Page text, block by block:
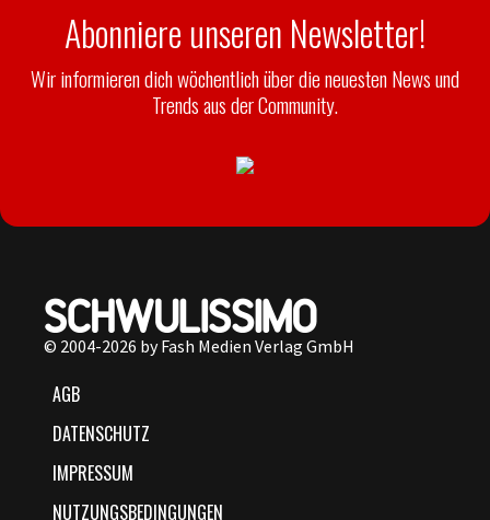
Abonniere unseren Newsletter!
Wir informieren dich wöchentlich über die neuesten News und
Trends aus der Community.
© 2004-2026 by Fash Medien Verlag GmbH
AGB
DATENSCHUTZ
IMPRESSUM
NUTZUNGSBEDINGUNGEN